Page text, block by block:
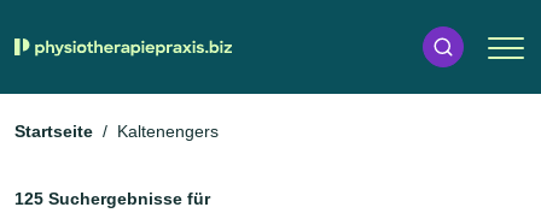
Startseite Kaltenengers
125 Suchergebnisse für